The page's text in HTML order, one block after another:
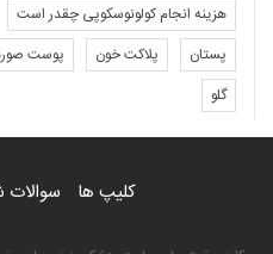
هزینه انجام کولونوسکوپی چقدر است
پستان
پلاکت خون پوست
گلو
کلیپ ها سوالات